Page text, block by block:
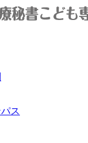
ス